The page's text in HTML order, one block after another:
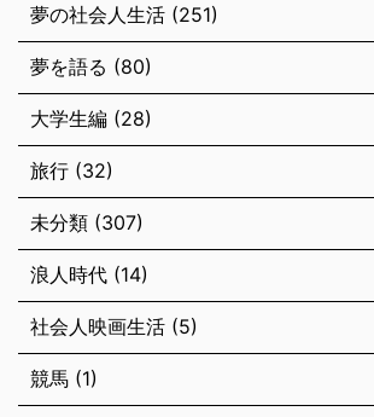
夢の社会人生活 (251)
夢を語る (80)
大学生編 (28)
旅行 (32)
未分類 (307)
浪人時代 (14)
社会人映画生活 (5)
競馬 (1)